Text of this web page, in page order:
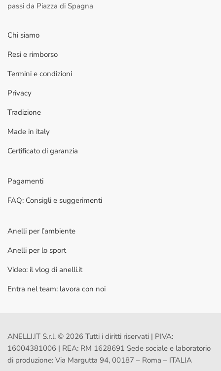
passi da Piazza di Spagna
Chi siamo
Resi e rimborso
Termini e condizioni
Privacy
Tradizione
Made in italy
Certificato di garanzia
Pagamenti
FAQ: Consigli e suggerimenti
Anelli per l’ambiente
Anelli per lo sport
Video: il vlog di anelli.it
Entra nel team: lavora con noi
ANELLI.IT S.r.l. © 2026 Tutti i diritti riservati | PIVA:
16004381006 | REA: RM 1628691 Sede sociale e laboratorio
di produzione: Via Margutta 94, 00187 – Roma – ITALIA